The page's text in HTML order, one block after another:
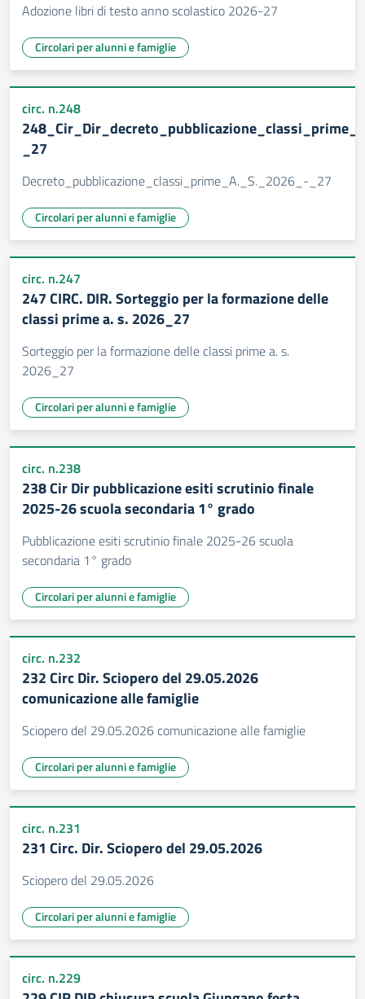
Adozione libri di testo anno scolastico 2026-27
Circolari per alunni e famiglie
circ. n.248
_27
Decreto_pubblicazione_classi_prime_A._S._2026_-_27
Circolari per alunni e famiglie
circ. n.247
247 CIRC. DIR. Sorteggio per la formazione delle
classi prime a. s. 2026_27
Sorteggio per la formazione delle classi prime a. s.
2026_27
Circolari per alunni e famiglie
circ. n.238
238 Cir Dir pubblicazione esiti scrutinio finale
2025-26 scuola secondaria 1° grado
Pubblicazione esiti scrutinio finale 2025-26 scuola
secondaria 1° grado
Circolari per alunni e famiglie
circ. n.232
232 Circ Dir. Sciopero del 29.05.2026
comunicazione alle famiglie
Sciopero del 29.05.2026 comunicazione alle famiglie
Circolari per alunni e famiglie
circ. n.231
231 Circ. Dir. Sciopero del 29.05.2026
Sciopero del 29.05.2026
Circolari per alunni e famiglie
circ. n.229